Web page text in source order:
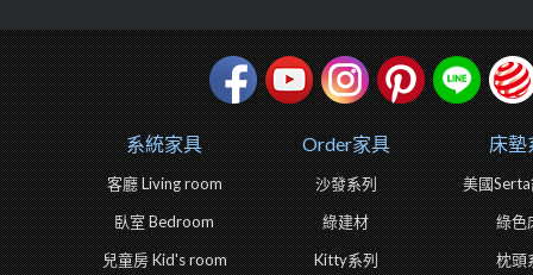
系統家具
客廳 Living room
臥室 Bedroom
兒童房 Kid's room
Order家具
沙發系列
綠建材
Kitty系列
床墊
美國
綠色
枕頭